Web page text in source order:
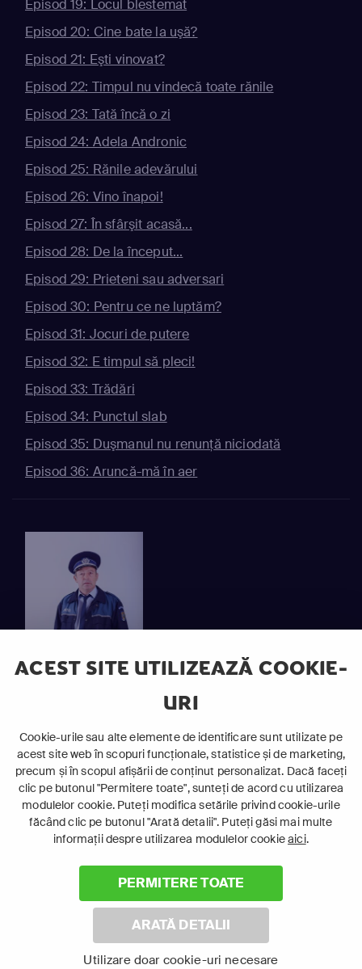
ACEST SITE UTILIZEAZĂ COOKIE-
URI
Cookie-urile sau alte elemente de identificare sunt utilizate pe
acest site web în scopuri funcționale, statistice și de marketing,
precum și în scopul afișării de conținut personalizat. Dacă faceți
clic pe butonul "Permitere toate", sunteți de acord cu utilizarea
modulelor cookie. Puteți modifica setările privind cookie-urile
făcând clic pe butonul "Arată detalii". Puteți găsi mai multe
informații despre utilizarea modulelor cookieaici.
PERMITERE TOATE
ARATĂ DETALII
Utilizare doar cookie-uri necesare
Episod 19: Locul blestemat
Episod 20: Cine bate la uşă?
Episod 21: Eşti vinovat?
Episod 22: Timpul nu vindecă toate rănile
Episod 23: Tată încă o zi
Episod 24: Adela Andronic
Episod 25: Rănile adevărului
Episod 26: Vino înapoi!
Episod 27: În sfârşit acasă...
Episod 28: De la început...
Episod 29: Prieteni sau adversari
Episod 30: Pentru ce ne luptăm?
Episod 31: Jocuri de putere
Episod 32: E timpul să pleci!
Episod 33: Trădări
Episod 34: Punctul slab
Episod 35: Duşmanul nu renunţă niciodată
Episod 36: Aruncă-mă în aer
Sezon 3
Noul sezon Adela vine cu provocări mari pentru
toate personajele din serial. Fericirea
protagoniștilor va fi pusă în continuare la încercare.
Vor mai avea multe piedici până la un final fericit.
Episod 1: Cine mi-a salvat viaţa?
Episod 2: Copilul meu
Episod 3: Rămân aici
Episod 4: Ştiu tot!